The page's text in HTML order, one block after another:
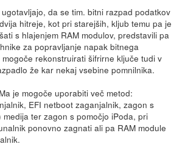
da se tim. bitni razpad podatkov
hitreje, kot pri starejših, kljub temu pa je
s hlajenjem RAM modulov, predstavili pa
za popravljanje napak bitnega
rekonstruirati šifrirne ključe tudi v
že kar nekaj vsebine pomnilnika.
je mogoče uporabiti več metod:
EFI netboot zaganjalnik, zagon s
medija ter zagon s pomočjo iPoda, pri
ponovno zagnati ali pa RAM module